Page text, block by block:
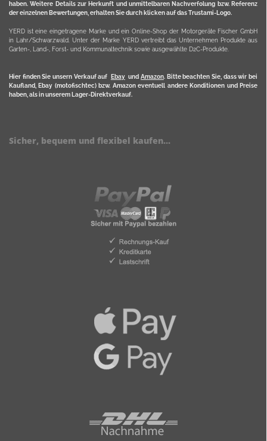
haben. Weitere Details zur Herkunft und unmittelbaren Nachverfolung bzw. Referenz
der einzelnen Bewertungen, erhalten Sie durch klicken auf das Trustami-Logo.
YERD ist eine eingetragene Marke und ein Online-Shop der Motorgeräte Fischer GmbH
in Lahr/Schwarzwald. Unter der Marke YERD vertreibt das Unternehmen Produkte aus
Garten-, Land-, Forst- und Kommunaltechnik sowie ausgewählte D2C-Produkte.
Hier finden Sie unsern Verkauf auf Ebayund Amazon. Bitte beachten Sie, dass wir bei
Kaufland, Ebay (motofischtec) bzw. Amazon eventuell andere Konditionen und Preise
haben, als in unserem Lager-Direktverkauf.
Sicher, bequem und flexibel kaufen...